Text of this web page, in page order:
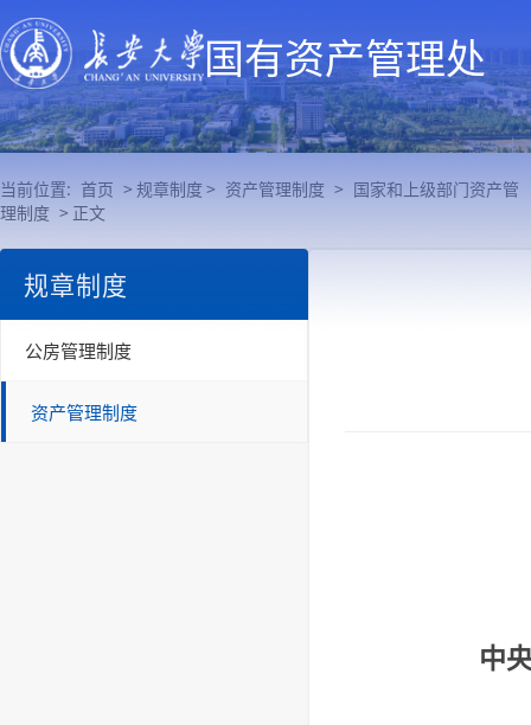
国有资产管理处
当前位置: 首页 > 规章制度 > 资产管理制度 > 国家和上级部门资产管
理制度 > 正文
规章制度
公房管理制度
资产管理制度
中